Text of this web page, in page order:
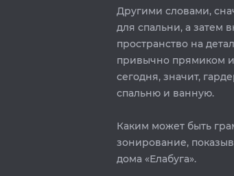
Другими словами,
для спальни, а затем
пространство на
привычно прямиком
сегодня, значит,
спальню и ванную. ⁣⁣
Каким может быть
зонирование,
дома «Елабуга».⁣⁣